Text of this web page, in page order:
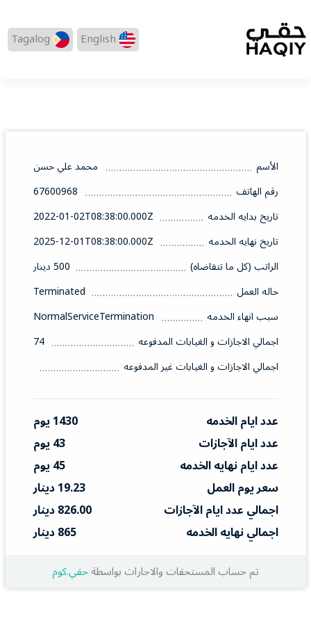
English
Tagalog
الأسم
محمد علي حسن
رقم الهاتف
67600968
تاريخ بدايه الخدمه
2022-01-02T08:38:00.000Z
تاريخ نهايه الخدمه
2025-12-01T08:38:00.000Z
الراتب (كل ما تتقاضاه)
500 دينار
حاله العمل
Terminated
سبب انهاء الخدمه
NormalServiceTermination
اجمالي الاجازات و الغيابات المدفوعه
74
اجمالي الاجازات و الغيابات غير المدفوعه
عدد ايام الخدمه
1430 يوم
عدد ايام الآجازات
43 يوم
عدد ايام نهايه الخدمه
45 يوم
سعر يوم العمل
19.23 دينار
اجمالي عدد ايام الآجازات
826.00 دينار
اجمالي نهايه الخدمه
865 دينار
تم حساب المستحقات والاجارات بواسطةحقي.كوم